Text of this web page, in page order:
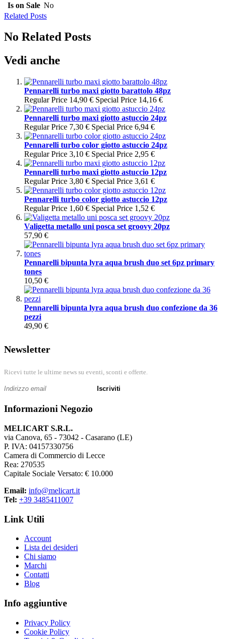
Is on Sale No
Related Posts
No Related Posts
Vedi anche
Pennarelli turbo maxi giotto barattolo 48pz
Regular Price 14,90 € Special Price 14,16 €
Pennarelli turbo maxi giotto astuccio 24pz
Regular Price 7,30 € Special Price 6,94 €
Pennarelli turbo color giotto astuccio 24pz
Regular Price 3,10 € Special Price 2,95 €
Pennarelli turbo maxi giotto astuccio 12pz
Regular Price 3,80 € Special Price 3,61 €
Pennarelli turbo color giotto astuccio 12pz
Regular Price 1,60 € Special Price 1,52 €
Valigetta metallo uni posca set groovy 20pz
57,90 €
Pennarelli bipunta lyra aqua brush duo set 6pz primary
tones
10,50 €
Pennarelli bipunta lyra aqua brush duo confezione da 36
pezzi
49,90 €
Newsletter
Ricevi tutte le ultime news su eventi, sconti e offerte.
Iscriviti
Informazioni Negozio
MELICART S.R.L.
via Canova, 65 - 73042 - Casarano (LE)
P. IVA: 04157330756
Camera di Commercio di Lecce
Rea: 270535
Capitale Sociale Versato: € 10.000
Email: info@melicart.it
Tel: +39 3485411007
Link Utili
Account
Lista dei desideri
Chi siamo
Marchi
Contatti
Blog
Info aggiuntive
Privacy Policy
Cookie Policy